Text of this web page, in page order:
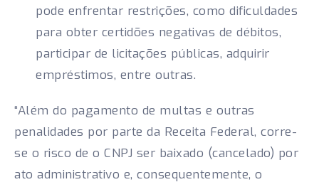
pode enfrentar restrições, como dificuldades
para obter certidões negativas de débitos,
participar de licitações públicas, adquirir
empréstimos, entre outras.
“Além do pagamento de multas e outras
penalidades por parte da Receita Federal, corre-
se o risco de o CNPJ ser baixado (cancelado) por
ato administrativo e, consequentemente, o